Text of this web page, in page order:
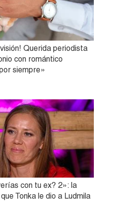
Querida periodista
con romántico
siempre»
con tu ex? 2»: la
Tonka le dio a Ludmila